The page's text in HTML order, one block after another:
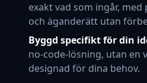
exakt vad som ingår,
och äganderätt utan
Byggd specifikt för din
no-code-lösning, utan en
designad för dina behov.